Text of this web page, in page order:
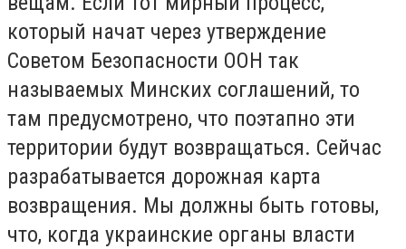
который начат через утверждение
Советом Безопасности ООН так
называемых Минских соглашений, то
там предусмотрено, что поэтапно эти
территории будут возвращаться. Сейчас
разрабатывается дорожная карта
возвращения. Мы должны быть готовы,
что, когда украинские органы власти